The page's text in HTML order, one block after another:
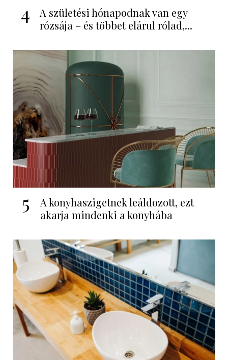
4
A születési hónapodnak van egy
rózsája – és többet elárul rólad,...
5
A konyhaszigetnek leáldozott, ezt
akarja mindenki a konyhába